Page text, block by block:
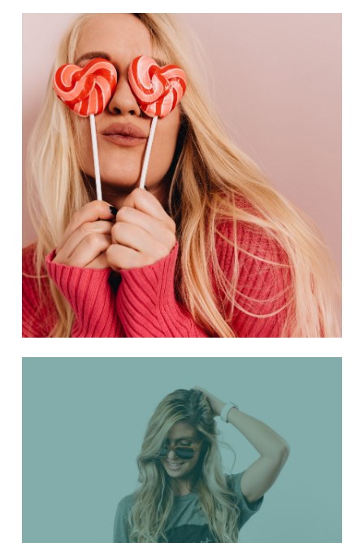
VOTRE PANIER EST VIDE.
Go To Shop